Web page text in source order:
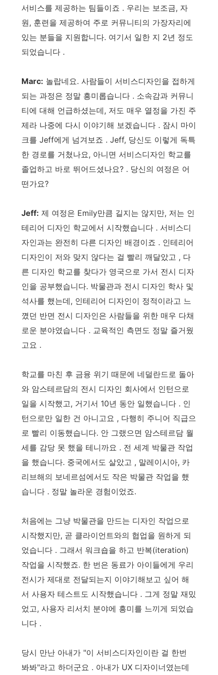
서비스를 제공하는 팀들이죠 . 우리는 보조금, 자
원, 훈련을 제공하여 주로 커뮤니티의 가장자리에
있는 분들을 지원합니다. 여기서 일한 지 2년 정도
되었습니다 .
Marc: 놀랍네요. 사람들이 서비스디자인을 접하게
되는 과정은 정말 흥미롭습니다 . 소속감과 커뮤니
티에 대해 언급하셨는데, 저도 매우 열정을 가진 주
제라 나중에 다시 이야기해 보겠습니다 . 잠시 마이
크를 Jeff에게 넘겨보죠 . Jeff, 당신도 이렇게 독특
한 경로를 거쳤나요, 아니면 서비스디자인 학교를
졸업하고 바로 뛰어드셨나요? . 당신의 여정은 어
떤가요?
Jeff: 제 여정은 Emily만큼 길지는 않지만, 저는 인
테리어 디자인 학교에서 시작했습니다 . 서비스디
자인과는 완전히 다른 디자인 배경이죠 . 인테리어
디자인이 저와 맞지 않다는 걸 빨리 깨달았고 , 다
른 디자인 학교를 찾다가 영국으로 가서 전시 디자
인을 공부했습니다. 박물관과 전시 디자인 학사 및
석사를 했는데, 인테리어 디자인이 정적이라고 느
꼈던 반면 전시 디자인은 사람들을 위한 매우 다채
로운 분야였습니다 . 교육적인 측면도 정말 즐거웠
고요 .
학교를 마친 후 금융 위기 때문에 네덜란드로 돌아
와 암스테르담의 전시 디자인 회사에서 인턴으로
일을 시작했고, 거기서 10년 동안 일했습니다 . 인
턴으로만 일한 건 아니고요 , 다행히 주니어 직급으
로 빨리 이동했습니다. 안 그랬으면 암스테르담 월
세를 감당 못 했을 테니까요 . 전 세계 박물관 작업
을 했습니다. 중국에서도 살았고 , 말레이시아, 카
리브해의 보네르섬에서도 작은 박물관 작업을 했
습니다 . 정말 놀라운 경험이었죠.
처음에는 그냥 박물관을 만드는 디자인 작업으로
시작했지만, 곧 클라이언트와의 협업을 원하게 되
었습니다 . 그래서 워크숍을 하고 반복(iteration)
작업을 시작했죠. 한 번은 동료가 아이들에게 우리
전시가 제대로 전달되는지 이야기해보고 싶어 해
서 사용자 테스트도 시작했습니다 . 그게 정말 재밌
었고, 사용자 리서치 분야에 흥미를 느끼게 되었습
니다 .
당시 만난 아내가 "이 서비스디자인이란 걸 한번
봐봐"라고 하더군요 . 아내가 UX 디자이너였는데